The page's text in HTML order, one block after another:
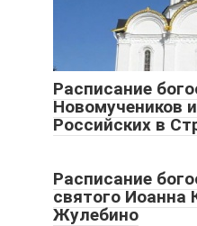
Расписание
Новомучеников
Российских в
Расписание
святого Иоанна
Жулебино